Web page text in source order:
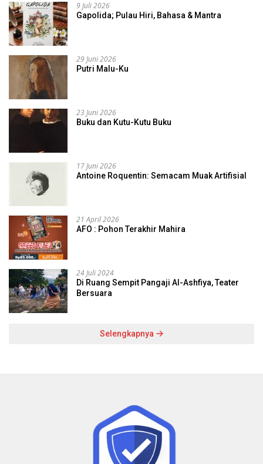
9 Juli 2026
Gapolida; Pulau Hiri, Bahasa & Mantra
29 Juni 2026
Putri Malu-Ku
23 Juni 2026
Buku dan Kutu-Kutu Buku
17 Juni 2026
Antoine Roquentin: Semacam Muak Artifisial
21 April 2026
AFO : Pohon Terakhir Mahira
24 Juli 2024
Di Ruang Sempit Pangaji Al-Ashfiya, Teater
Bersuara
Selengkapnya